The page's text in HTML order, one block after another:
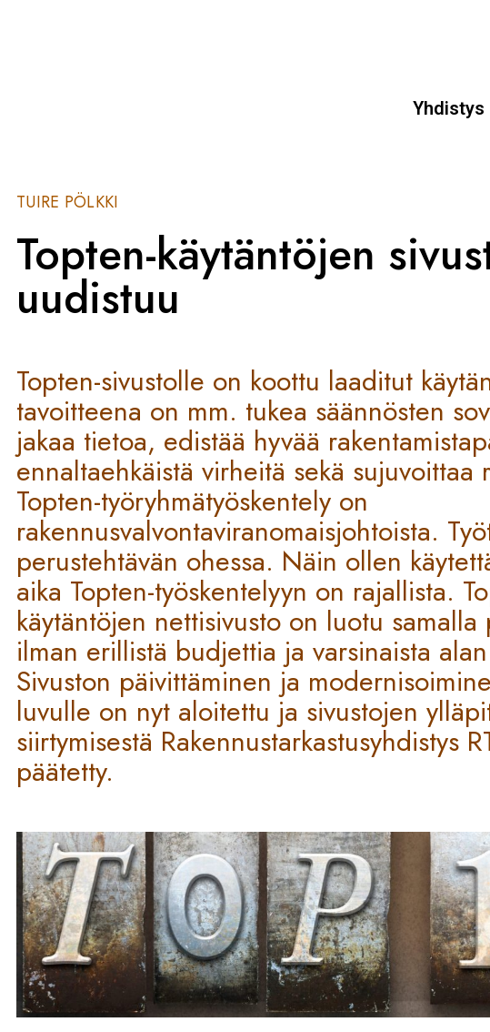
Yhdistys
TUIRE PÖLKKI
Topten-käytäntöjen
uudistuu
Topten-sivustolle on koottu laaditut
tavoitteena on mm. tukea säännösten
jakaa tietoa, edistää hyvää
ennaltaehkäistä virheitä sekä sujuvoittaa
Topten-työryhmätyöskentely on
rakennusvalvontaviranomaisjohtoista.
perustehtävän ohessa. Näin ollen
aika Topten-työskentelyyn on rajallista.
käytäntöjen nettisivusto on luotu
ilman erillistä budjettia ja varsinaista
Sivuston päivittäminen ja
luvulle on nyt aloitettu ja sivustojen
siirtymisestä Rakennustarkastusyhdistys
päätetty.